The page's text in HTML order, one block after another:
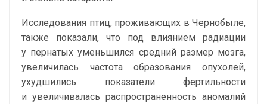
Исследования птиц, проживающих в Чернобыле,
также показали, что под влиянием радиации
у пернатых уменьшился средний размер мозга,
увеличилась частота образования опухолей,
ухудшились показатели фертильности
и увеличивалась распространенность аномалий